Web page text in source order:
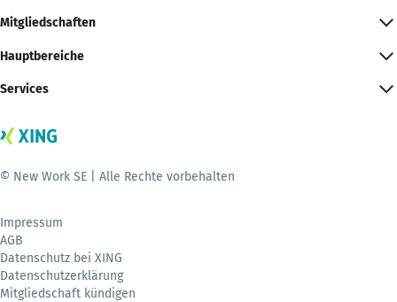
Mitgliedschaften
Hauptbereiche
Services
© New Work SE | Alle Rechte vorbehalten
Impressum
AGB
Datenschutz bei XING
Datenschutzerklärung
Mitgliedschaft kündigen